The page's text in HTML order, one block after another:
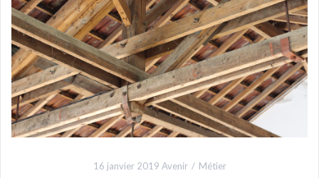
16 janvier 2019 Avenir Métier